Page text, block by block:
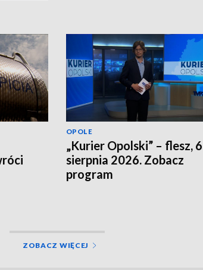
OPOLE
„Kurier Opolski” – flesz, 6
sierpnia 2026. Zobacz
program
ZOBACZ WIĘCEJ